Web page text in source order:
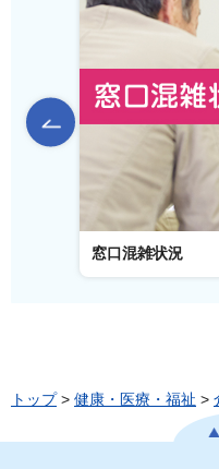
前のスラ
窓口混雑状況
トップ> 健康・医療・福祉 >